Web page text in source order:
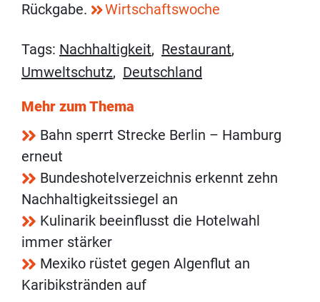
Rückgabe.
Wirtschaftswoche
Tags: Nachhaltigkeit, Restaurant,
Umweltschutz, Deutschland
Mehr zum Thema
Bahn sperrt Strecke Berlin – Hamburg
erneut
Bundeshotelverzeichnis erkennt zehn
Nachhaltigkeitssiegel an
Kulinarik beeinflusst die Hotelwahl
immer stärker
Mexiko rüstet gegen Algenflut an
Karibikstränden auf